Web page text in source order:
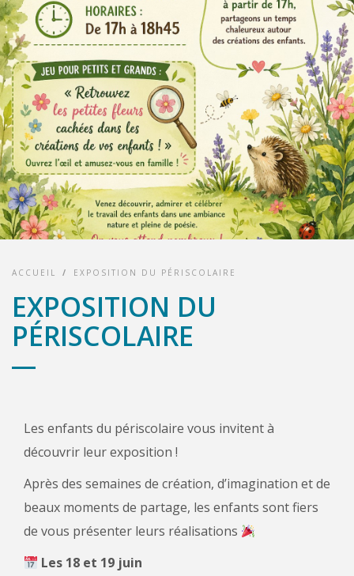
ACCUEIL / EXPOSITION DU PÉRISCOLAIRE
EXPOSITION DU
PÉRISCOLAIRE
Les enfants du périscolaire vous invitent à
découvrir leur exposition !
Après des semaines de création, d’imagination et de
beaux moments de partage, les enfants sont fiers
de vous présenter leurs réalisations
Les 18 et 19 juin